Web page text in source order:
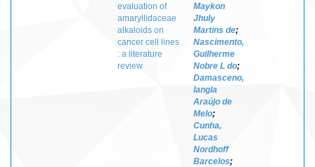
evaluation of
amaryllidaceae
alkaloids on
cancer cell lines
: a literature
review
Maykon
Jhuly
Martins de;
Nascimento,
Guilherme
Nobre L do;
Damasceno,
Iangla
Araújo de
Melo;
Cunha,
Lucas
Nordhoff
Barcelos;